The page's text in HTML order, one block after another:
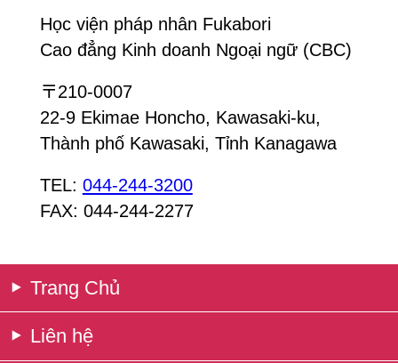
Học viện pháp nhân Fukabori
Cao đẳng Kinh doanh Ngoại ngữ (CBC)
〒210-0007
22-9 Ekimae Honcho, Kawasaki-ku,
Thành phố Kawasaki, Tỉnh Kanagawa
TEL: 044-244-3200
FAX: 044-244-2277
Trang Chủ
Liên hệ